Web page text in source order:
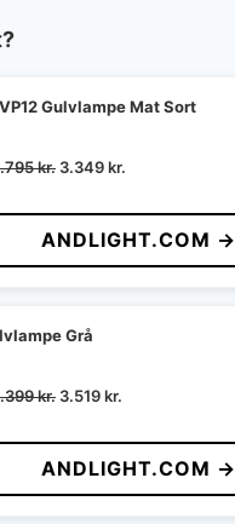
Gulvlampe Mat Sort
kr. Den
pris
var:
4.795 kr..
3.349kr.
pris
er:
3.349 kr..
ANDLIGHT.COM →
Grå
kr. Den
pris
var:
4.399 kr..
3.519kr.
pris
er:
3.519 kr..
ANDLIGHT.COM →